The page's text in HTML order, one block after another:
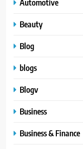
Automotive
Beauty
Blog
blogs
Blogv
Business
Business & Finance